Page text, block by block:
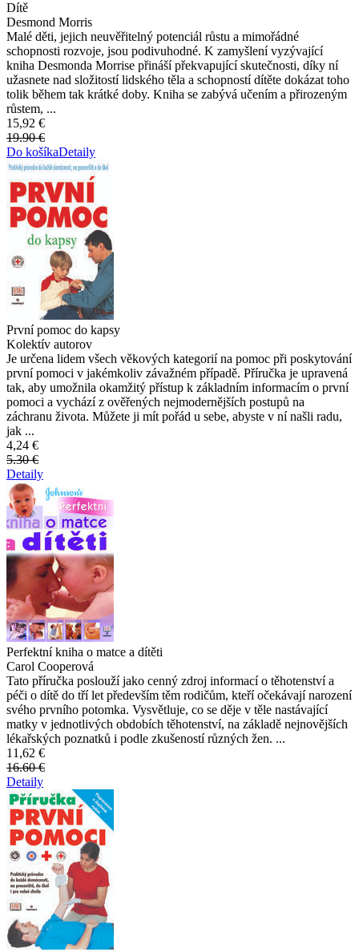
Dítě
Desmond Morris
Malé děti, jejich neuvěřitelný potenciál růstu a mimořádné
schopnosti rozvoje, jsou podivuhodné. K zamyšlení vyzývající
kniha Desmonda Morrise přináší překvapující skutečnosti, díky ní
užasnete nad složitostí lidského těla a schopností dítěte dokázat toho
tolik během tak krátké doby. Kniha se zabývá učením a přirozeným
růstem, ...
15,92 €
19.90 €
Do košíkaDetaily
První pomoc do kapsy
Kolektív autorov
Je určena lidem všech věkových kategorií na pomoc při poskytování
první pomoci v jakémkoliv závažném případě. Příručka je upravená
tak, aby umožnila okamžitý přístup k základním informacím o první
pomoci a vychází z ověřených nejmodernějších postupů na
záchranu života. Můžete ji mít pořád u sebe, abyste v ní našli radu,
jak ...
4,24 €
5.30 €
Detaily
Perfektní kniha o matce a dítěti
Carol Cooperová
Tato příručka poslouží jako cenný zdroj informací o těhotenství a
péči o dítě do tří let především těm rodičům, kteří očekávají narození
svého prvního potomka. Vysvětluje, co se děje v těle nastávající
matky v jednotlivých obdobích těhotenství, na základě nejnovějších
lékařských poznatků i podle zkušeností různých žen. ...
11,62 €
16.60 €
Detaily